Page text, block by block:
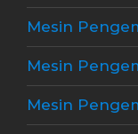
Mesin
Mesin
Mesin